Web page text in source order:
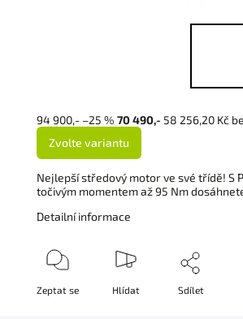
94 900,- –25 %70 490,- 58 256,20 Kč
Zvolte variantu
Nejlepší středový motor ve své třídě! S
točivým momentem až 95 Nm
Detailní informace
Zeptat se Hlídat Sdílet